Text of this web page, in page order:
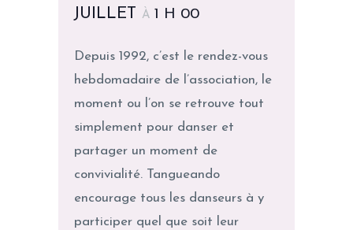
JUILLET
À 1 H 00
Depuis 1992, c’est le rendez-vous
hebdomadaire de l’association, le
moment ou l’on se retrouve tout
simplement pour danser et
partager un moment de
convivialité. Tangueando
encourage tous les danseurs à y
participer quel que soit leur